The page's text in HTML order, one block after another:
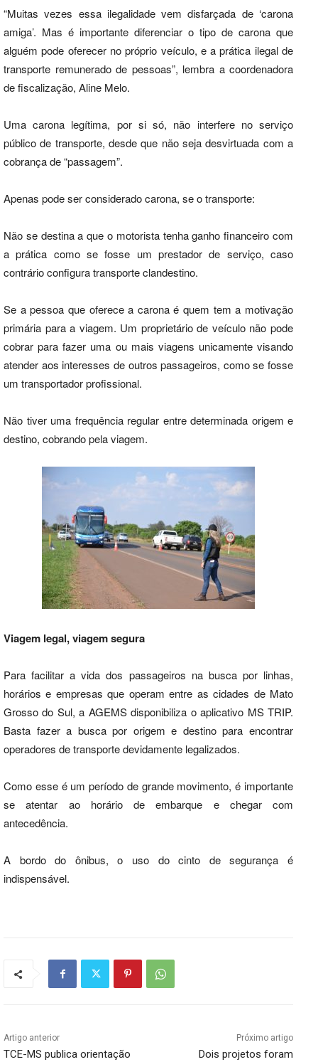
“Muitas vezes essa ilegalidade vem disfarçada de ‘carona
amiga’. Mas é importante diferenciar o tipo de carona que
alguém pode oferecer no próprio veículo, e a prática ilegal de
transporte remunerado de pessoas”, lembra a coordenadora
de fiscalização, Aline Melo.
Uma carona legítima, por si só, não interfere no serviço
público de transporte, desde que não seja desvirtuada com a
cobrança de “passagem”.
Apenas pode ser considerado carona, se o transporte:
Não se destina a que o motorista tenha ganho financeiro com
a prática como se fosse um prestador de serviço, caso
contrário configura transporte clandestino.
Se a pessoa que oferece a carona é quem tem a motivação
primária para a viagem. Um proprietário de veículo não pode
cobrar para fazer uma ou mais viagens unicamente visando
atender aos interesses de outros passageiros, como se fosse
um transportador profissional.
Não tiver uma frequência regular entre determinada origem e
destino, cobrando pela viagem.
Viagem legal, viagem segura
Para facilitar a vida dos passageiros na busca por linhas,
horários e empresas que operam entre as cidades de Mato
Grosso do Sul, a AGEMS disponibiliza o aplicativo MS TRIP.
Basta fazer a busca por origem e destino para encontrar
operadores de transporte devidamente legalizados.
Como esse é um período de grande movimento, é importante
se atentar ao horário de embarque e chegar com
antecedência.
A bordo do ônibus, o uso do cinto de segurança é
indispensável.
Artigo anterior
TCE-MS publica orientação
Próximo artigo
Dois projetos foram